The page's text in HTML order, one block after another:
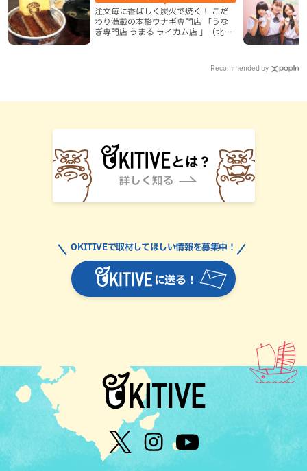
注文毎に香ばしく炭火で焼く！ こだ
わり満載の本格ウナギ専門店 「うな
ぎ専門店 うまる ライカム店 」（北中
Recommended by
に送る！
OKITIVEで取材してほしい情報を募集中！